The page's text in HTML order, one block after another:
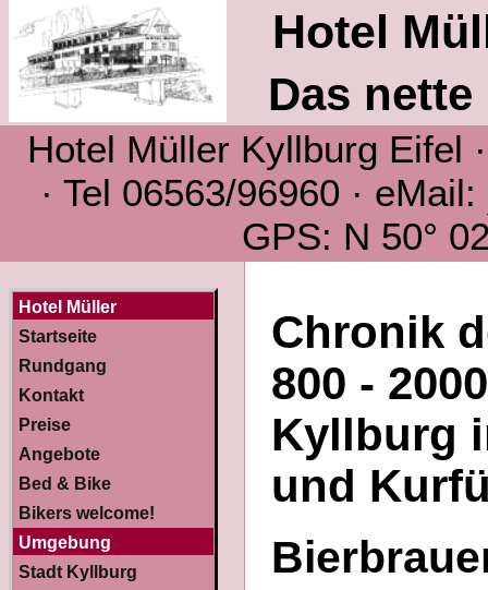
Hotel
Das
Hotel Müller Kyllburg Eifel
· Tel 06563/96960 · eMail:
GPS: N 50°
Hotel Müller
Startseite
Rundgang
Kontakt
Preise
Angebote
Bed & Bike
Bikers welcome!
Umgebung
Stadt Kyllburg
Chronik
800 - 2000
Kyllburg
und